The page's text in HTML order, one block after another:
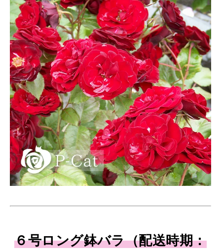
６号ロング鉢バラ（配送時期：